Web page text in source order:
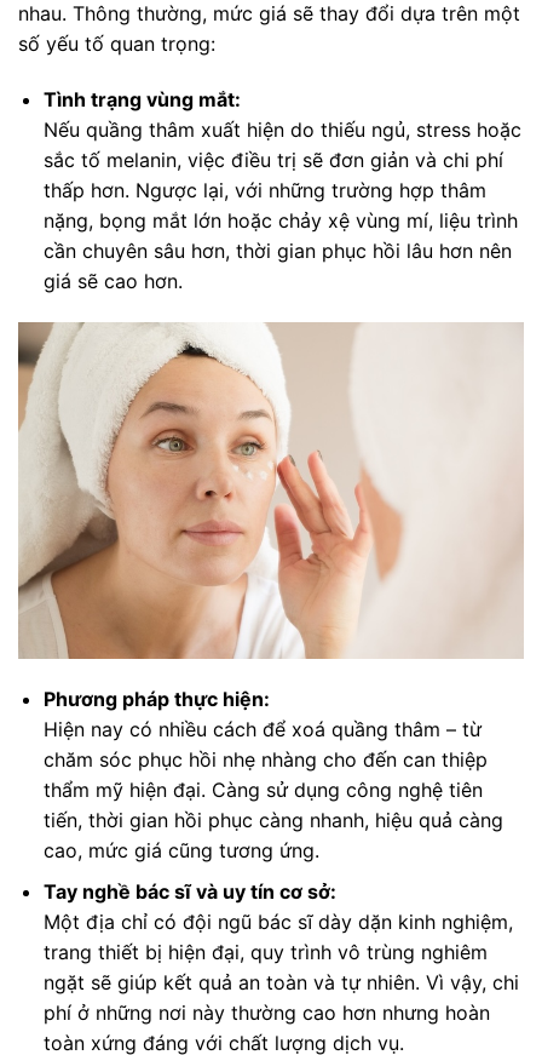
nhau. Thông thường, mức giá sẽ thay đổi dựa trên một
số yếu tố quan trọng:
Tình trạng vùng mắt:
Nếu quầng thâm xuất hiện do thiếu ngủ, stress hoặc
sắc tố melanin, việc điều trị sẽ đơn giản và chi phí
thấp hơn. Ngược lại, với những trường hợp thâm
nặng, bọng mắt lớn hoặc chảy xệ vùng mí, liệu trình
cần chuyên sâu hơn, thời gian phục hồi lâu hơn nên
giá sẽ cao hơn.
Phương pháp thực hiện:
Hiện nay có nhiều cách để xoá quầng thâm – từ
chăm sóc phục hồi nhẹ nhàng cho đến can thiệp
thẩm mỹ hiện đại. Càng sử dụng công nghệ tiên
tiến, thời gian hồi phục càng nhanh, hiệu quả càng
cao, mức giá cũng tương ứng.
Tay nghề bác sĩ và uy tín cơ sở:
Một địa chỉ có đội ngũ bác sĩ dày dặn kinh nghiệm,
trang thiết bị hiện đại, quy trình vô trùng nghiêm
ngặt sẽ giúp kết quả an toàn và tự nhiên. Vì vậy, chi
phí ở những nơi này thường cao hơn nhưng hoàn
toàn xứng đáng với chất lượng dịch vụ.